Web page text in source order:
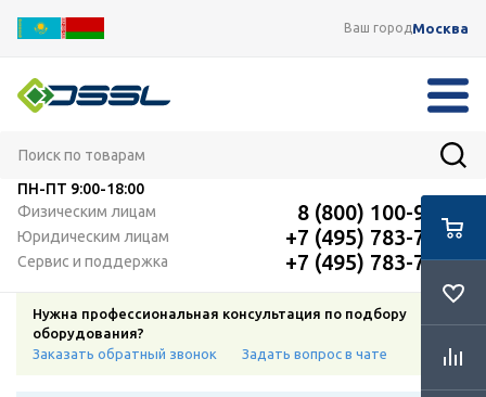
Ваш городМосква
ПН-ПТ 9:00-18:00
Физическим лицам
8 (800) 100-91-12
Юридическим лицам +7 (495) 783-72-87
Сервис и поддержка +7 (495) 783-72-87
Нужна профессиональная консультация по подбору
оборудования?
Заказать обратный звонок
Задать вопрос в чате